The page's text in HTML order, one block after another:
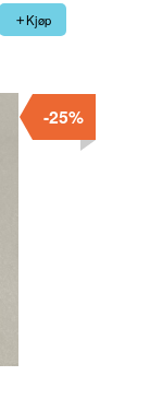
Kjøp
-25%